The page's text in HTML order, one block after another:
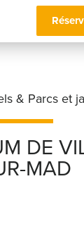
& Parcs et
DE
MAD